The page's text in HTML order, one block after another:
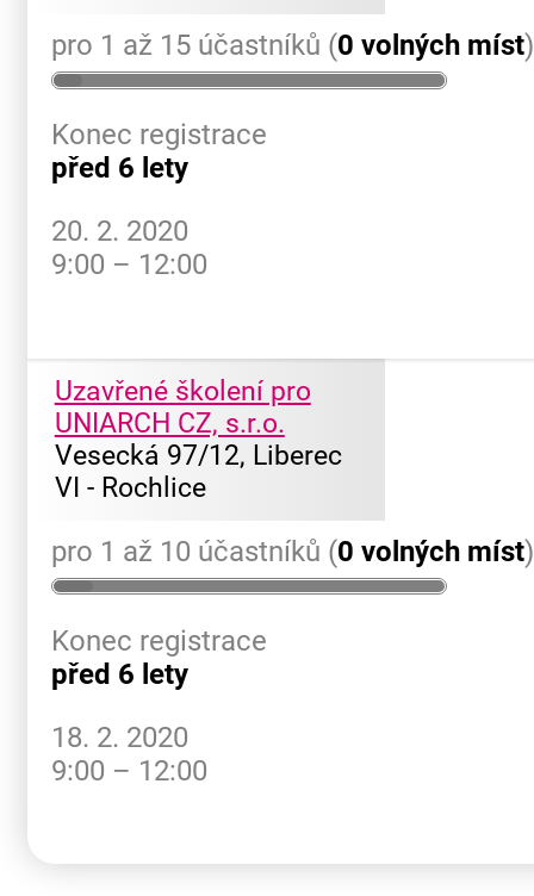
pro 1 až 15 účastníků (0 volných míst)
Konec registrace
před 6 lety
20. 2. 2020
9:00 – 12:00
Uzavřené školení pro
UNIARCH CZ, s.r.o.
Vesecká 97/12, Liberec
VI - Rochlice
pro 1 až 10 účastníků (0 volných míst)
Konec registrace
před 6 lety
18. 2. 2020
9:00 – 12:00